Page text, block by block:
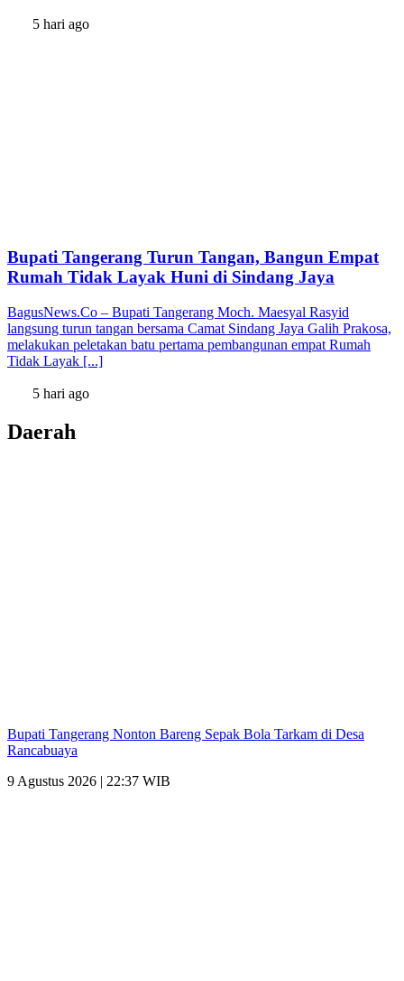
5 hari ago
Bupati Tangerang Turun Tangan, Bangun Empat
Rumah Tidak Layak Huni di Sindang Jaya
BagusNews.Co – Bupati Tangerang Moch. Maesyal Rasyid
langsung turun tangan bersama Camat Sindang Jaya Galih Prakosa,
melakukan peletakan batu pertama pembangunan empat Rumah
Tidak Layak [...]
5 hari ago
Daerah
Bupati Tangerang Nonton Bareng Sepak Bola Tarkam di Desa
Rancabuaya
9 Agustus 2026 | 22:37 WIB